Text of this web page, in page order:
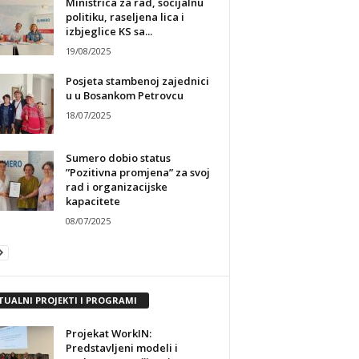
politiku, raseljena lica i
izbjeglice KS sa...
19/08/2025
Posjeta stambenoj zajednici
u u Bosankom Petrovcu
18/07/2025
Sumero dobio status
”Pozitivna promjena” za svoj
rad i organizacijske
kapacitete
08/07/2025
PROJEKTI I PROGRAMI
Projekat WorkIN:
Predstavljeni modeli i